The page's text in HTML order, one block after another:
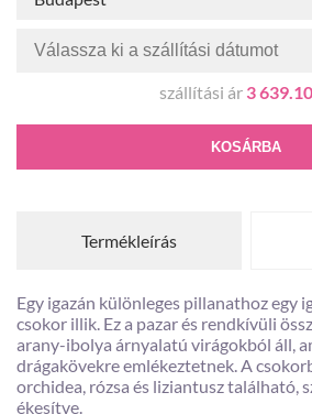
szállítási ár 3
KOSÁRBA
Termékleírás
Egy igazán különleges pillanathoz egy
csokor illik. Ez a pazar és rendkívüli
arany-ibolya árnyalatú virágokból áll,
drágakövekre emlékeztetnek. A
orchidea, rózsa és liziantusz található,
ékesítve.